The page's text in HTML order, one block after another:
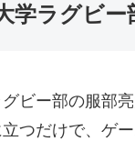
学ラグビー
ビー部の服部
つだけで、ゲ